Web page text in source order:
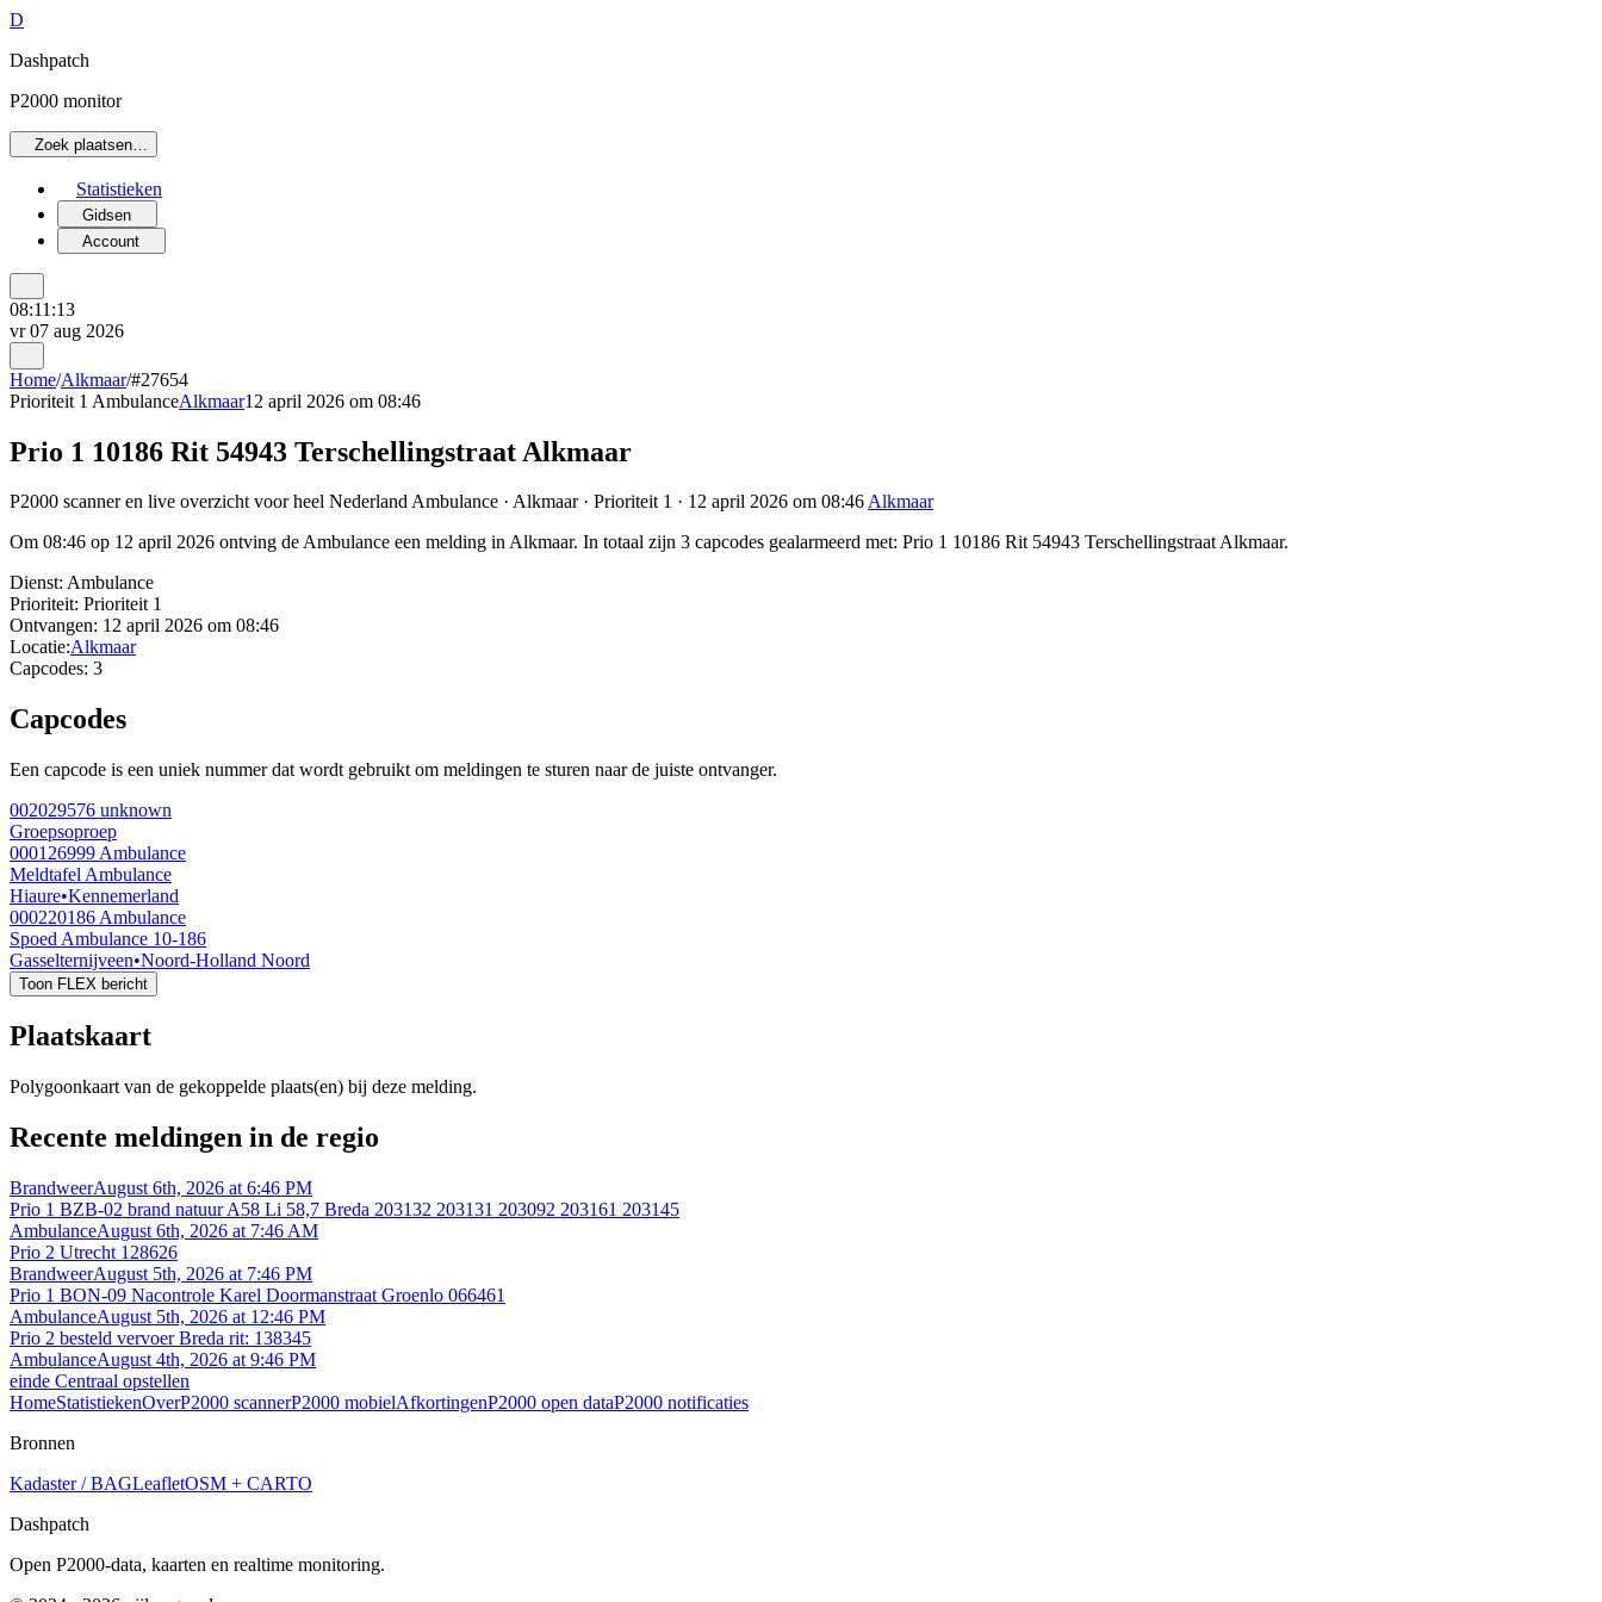
D
Dashpatch
P2000 monitor
Zoek plaatsen…
Statistieken
Gidsen
Account
08:11:13
vr 07 aug 2026
Home/Alkmaar/#27654
Prioriteit 1 AmbulanceAlkmaar12 april 2026 om 08:46
Prio 1 10186 Rit 54943 Terschellingstraat Alkmaar
P2000 scanner en live overzicht voor heel Nederland Ambulance · Alkmaar · Prioriteit 1 · 12 april 2026 om 08:46Alkmaar
Om 08:46 op 12 april 2026 ontving de Ambulance een melding in Alkmaar. In totaal zijn 3 capcodes gealarmeerd met: Prio 1 10186 Rit 54943 Terschellingstraat Alkmaar.
Dienst: Ambulance
Prioriteit: Prioriteit 1
Ontvangen: 12 april 2026 om 08:46
Locatie:Alkmaar
Capcodes: 3
Capcodes
Een capcode is een uniek nummer dat wordt gebruikt om meldingen te sturen naar de juiste ontvanger.
002029576 unknown
Groepsoproep
000126999 Ambulance
Meldtafel Ambulance
Hiaure•Kennemerland
000220186 Ambulance
Spoed Ambulance 10-186
Gasselternijveen•Noord-Holland Noord
Toon FLEX bericht
Plaatskaart
Polygoonkaart van de gekoppelde plaats(en) bij deze melding.
Recente meldingen in de regio
BrandweerAugust 6th, 2026 at 6:46 PM
Prio 1 BZB-02 brand natuur A58 Li 58,7 Breda 203132 203131 203092 203161 203145
AmbulanceAugust 6th, 2026 at 7:46 AM
Prio 2 Utrecht 128626
BrandweerAugust 5th, 2026 at 7:46 PM
Prio 1 BON-09 Nacontrole Karel Doormanstraat Groenlo 066461
AmbulanceAugust 5th, 2026 at 12:46 PM
Prio 2 besteld vervoer Breda rit: 138345
AmbulanceAugust 4th, 2026 at 9:46 PM
einde Centraal opstellen
HomeStatistiekenOverP2000 scannerP2000 mobielAfkortingenP2000 open dataP2000 notificaties
Bronnen
Kadaster / BAGLeafletOSM + CARTO
Dashpatch
Open P2000-data, kaarten en realtime monitoring.